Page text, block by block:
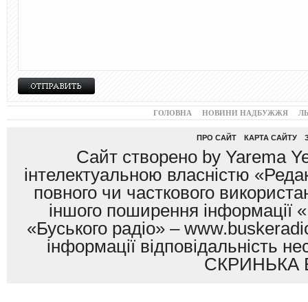
ГОЛОВНА НОВИНИ НАДБУЖЖЯ
ПРО САЙТ КАРТА САЙТУ
Сайт створено by Yarema
інтелектуальною власністю
повного чи часткового
іншого поширення інформації
«Буського радіо» –
інформації
СКРИНЬКА